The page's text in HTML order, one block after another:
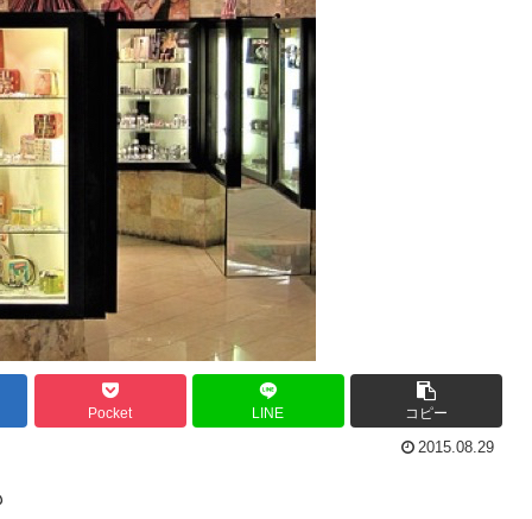
Pocket LINE コピー
2015.08.29